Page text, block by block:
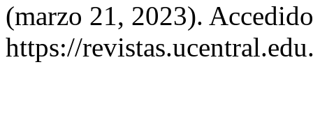
(marzo 21, 2023).
https://